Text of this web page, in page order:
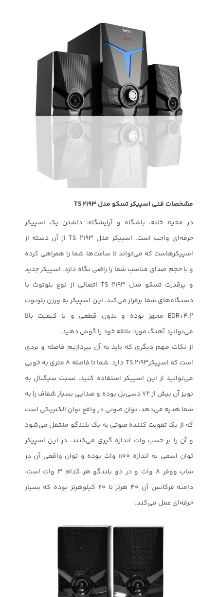
مشخصات فنی اسپیکر تسکو مدلTS 2193
در محیط خانه، باشگاه و آرایشگاه؛ داشتن یک اسپیکر
حرفه‌ای واجب است. اسپیکر مدل TS 2193 از آن دسته از
اسپیکرهاست که می‌تواند تا ساعت‌ها شما را همراهی کرده
و با حجم صدای مناسب شما را راضی نگاه دارد. اسپیکر جدید
و پرقدرت تسکو مدل TS 2193 اتصالی از نوع بلوتوث با
دستگاه‌های شما برقرار می‌کند. این اسپیکر به ورژن بلوتوث
4.2+EDR مجهز بوده و بدون قطعی و با کیفیت بالا
می‌توانید آهنگ مورد علاقه خود را گوش دهید.
از نکات مهم دیگری که باید به آن بپردازیم فاصله و بردی
است که اسپیکرTS 2193 دارد. شما تا فاصله 8 متری به خوبی
می‌توانید از این اسپیکر استفاده کنید. نسبت سیگنال به
نویز آن بیش از 72 دسی‌بل بوده و صدایی بسیار شفاف را به
شما هدیه می‌دهد. توان صوتی در واقع توان الکتریکی است
که از یک تقویت کننده صوتی به یک بلندگو منتقل می‌شود
و آن را بر حسب وات اندازه گیری می‌کنند. در این اسپیکر
توان اسمی به اندازه 1100 وات بوده و توان واقعی آن در
ساب ووفر 8 وات و در دو بلندگو هر کدام 3 وات است.
دامنه فرکانس آن 40 هرتز تا 20 کیلوهرتز بوده که بسیار
حرفه‌ای عمل می‌کند.